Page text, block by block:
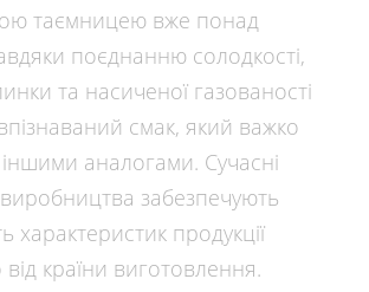
таємницею вже понад
поєднанню солодкості,
та насиченої газованості
смак, який важко
іншими аналогами. Сучасні
виробництва забезпечують
характеристик продукції
країни виготовлення.